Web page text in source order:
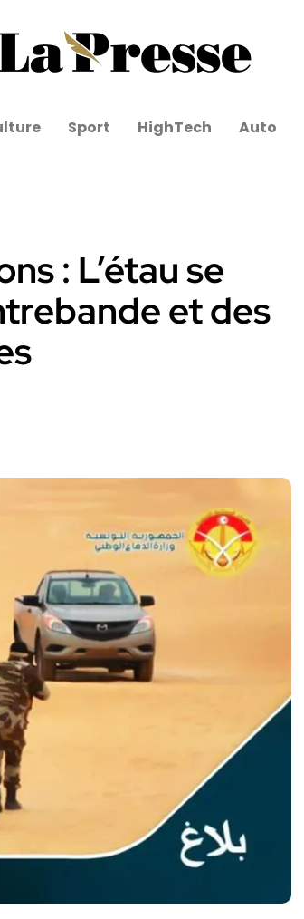
Sport HighTech Auto
: L’étau se
et des